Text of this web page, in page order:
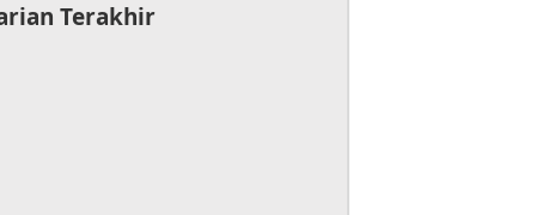
Terakhir